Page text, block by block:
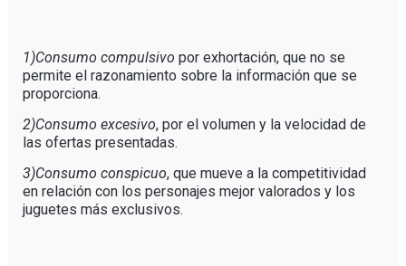
1)Consumo compulsivo por exhortación, que no se
permite el razonamiento sobre la información que se
proporciona.
2)Consumo excesivo, por el volumen y la velocidad de
las ofertas presentadas.
3)Consumo conspicuo, que mueve a la competitividad
en relación con los personajes mejor valorados y los
juguetes más exclusivos.